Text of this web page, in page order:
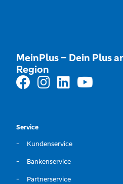
MeinPlus – Dein Plus
Region
Service
Kundenservice
Bankenservice
Partnerservice